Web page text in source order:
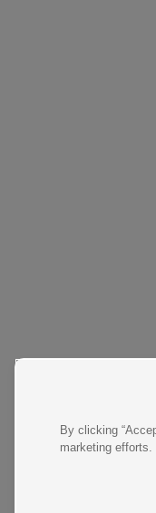
By clicking
marketing efforts.